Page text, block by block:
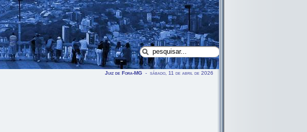
Juiz de Fora-MG - sábado, 11 de abril de 2026